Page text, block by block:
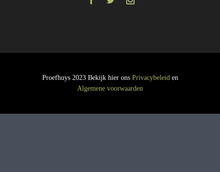
Proefhuys 2023 Bekijk hier ons Privacybeleiden
Algemene voorwaarden